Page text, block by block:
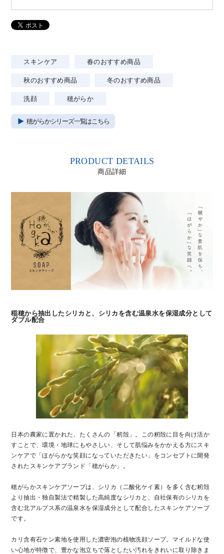
スキンケア 春のおすすめ商品
秋のおすすめ商品 冬のおすすめ商品
洗顔 穂がらか
穂がらかシリーズ一覧はこちら
PRODUCT DETAILS
商品詳細
稲穂から抽出したシリカと、シリカを含む温泉水を保湿成分として
ダブル配合
日本の農家に置かれた、たくさんの「籾殻」。この籾殻に目を向け活か
すことで、環境・地球にもやさしい、そして肌悩みをかかえる方にスキ
ンケアで「ほがらかな笑顔になっていただきたい」をコンセプトに開発
されたスキンケアブランド「穂がらか」。
穂がらかスキンケアソープは、シリカ（二酸化ケイ素）を多く含む籾殻
より抽出・独自製法で精製した高純度なシリカと、自社保有のシリカを
含む北アルプス系の温泉水を保湿成分として配合したスキンケアソープ
です。
カリ含有石ケン素地を使用した濃密泡の植物洗顔ソープ。マイルドな使
い心地が特徴で、豊かな泡立ちで落としたい汚れをきれいに取り除きま